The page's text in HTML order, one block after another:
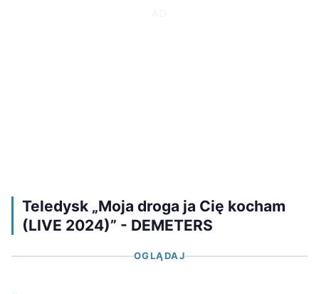
Teledysk „Moja droga ja Cię kocham
(LIVE 2024)” - DEMETERS
OGLĄDAJ